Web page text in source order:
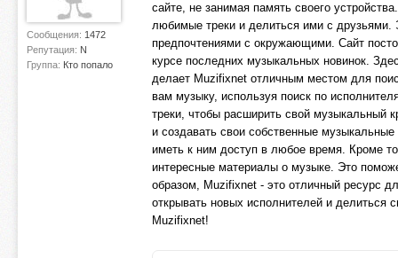
Сообщения: 1472
Репутация: N
Группа: Кто попало
сайте, не занимая память своего
любимые треки и делиться ими с
предпочтениями с окружающими. Сайт
курсе последних музыкальных новинок.
делает Muzifixnet отличным местом для
вам музыку, используя поиск по
треки, чтобы расширить свой музыкальный
и создавать свои собственные
иметь к ним доступ в любое время. Кроме
интересные материалы о музыке. Это
образом, Muzifixnet - это отличный ресурс
открывать новых исполнителей и
Muzifixnet!